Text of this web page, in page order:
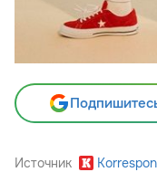
Источник